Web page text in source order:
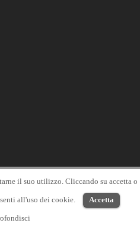
RIGHTS RESERVED.
il suo utilizzo. Cliccando su accetta o
all'uso dei cookie. Accetta